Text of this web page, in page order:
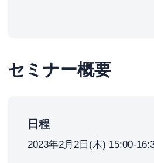
セミナー概要
日程
2023年2月2日(木) 15:00-